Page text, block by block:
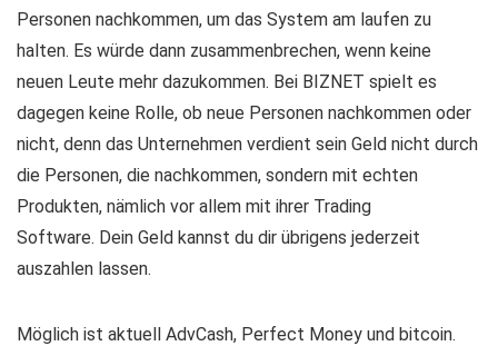
Personen nachkommen, um das System am laufen zu
halten. Es würde dann zusammenbrechen, wenn keine
neuen Leute mehr dazukommen. Bei BIZNET spielt es
dagegen keine Rolle, ob neue Personen nachkommen oder
nicht, denn das Unternehmen verdient sein Geld nicht durch
die Personen, die nachkommen, sondern mit echten
Produkten, nämlich vor allem mit ihrer Trading
Software. Dein Geld kannst du dir übrigens jederzeit
auszahlen lassen.
Möglich ist aktuell AdvCash, Perfect Money und bitcoin.